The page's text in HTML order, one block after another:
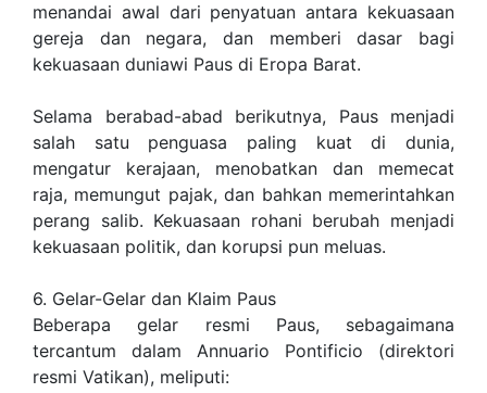
menandai awal dari penyatuan antara kekuasaan
gereja dan negara, dan memberi dasar bagi
kekuasaan duniawi Paus di Eropa Barat.
Selama berabad-abad berikutnya, Paus menjadi
salah satu penguasa paling kuat di dunia,
mengatur kerajaan, menobatkan dan memecat
raja, memungut pajak, dan bahkan memerintahkan
perang salib. Kekuasaan rohani berubah menjadi
kekuasaan politik, dan korupsi pun meluas.
6. Gelar-Gelar dan Klaim Paus
Beberapa gelar resmi Paus, sebagaimana
tercantum dalam Annuario Pontificio (direktori
resmi Vatikan), meliputi: